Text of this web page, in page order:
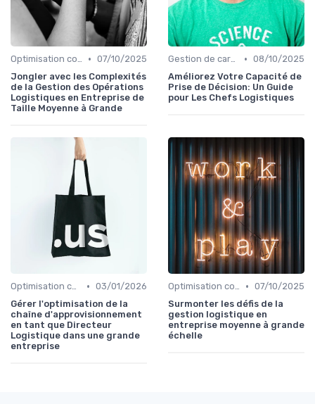
Optimisation coûts • 07/10/2025
Jongler avec les Complexités
de la Gestion des Opérations
Logistiques en Entreprise de
Taille Moyenne à Grande
Gestion de carrière • 08/10/2025
Améliorez Votre Capacité de
Prise de Décision: Un Guide
pour Les Chefs Logistiques
Optimisation coûts • 03/01/2026
Gérer l'optimisation de la
chaîne d'approvisionnement
en tant que Directeur
Logistique dans une grande
entreprise
Optimisation coûts • 07/10/2025
Surmonter les défis de la
gestion logistique en
entreprise moyenne à grande
échelle